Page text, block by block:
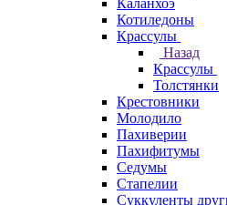
Каланхоэ
Котиледоны
Крассулы
Назад
Крассулы
Толстянки
Крестовники
Молодило
Пахиверии
Пахифитумы
Седумы
Стапелии
Суккуленты